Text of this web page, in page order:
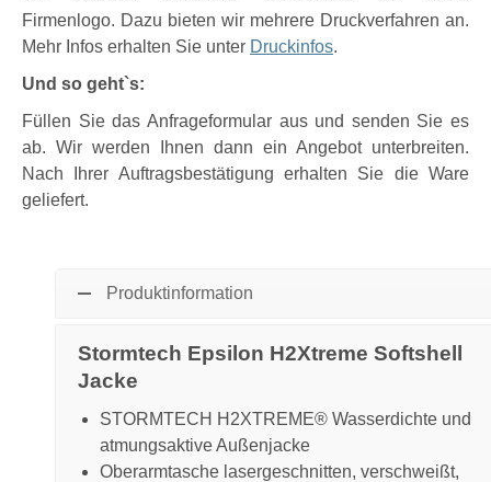
Firmenlogo. Dazu bieten wir mehrere Druckverfahren an.
Mehr Infos erhalten Sie unter Druckinfos.
Und so geht`s:
Füllen Sie das Anfrageformular aus und senden Sie es
ab. Wir werden Ihnen dann ein Angebot unterbreiten.
Nach Ihrer Auftragsbestätigung erhalten Sie die Ware
geliefert.
Produktinformation
Stormtech Epsilon H2Xtreme Softshell
Jacke
STORMTECH H2XTREME® Wasserdichte und
atmungsaktive Außenjacke
Oberarmtasche lasergeschnitten, verschweißt,